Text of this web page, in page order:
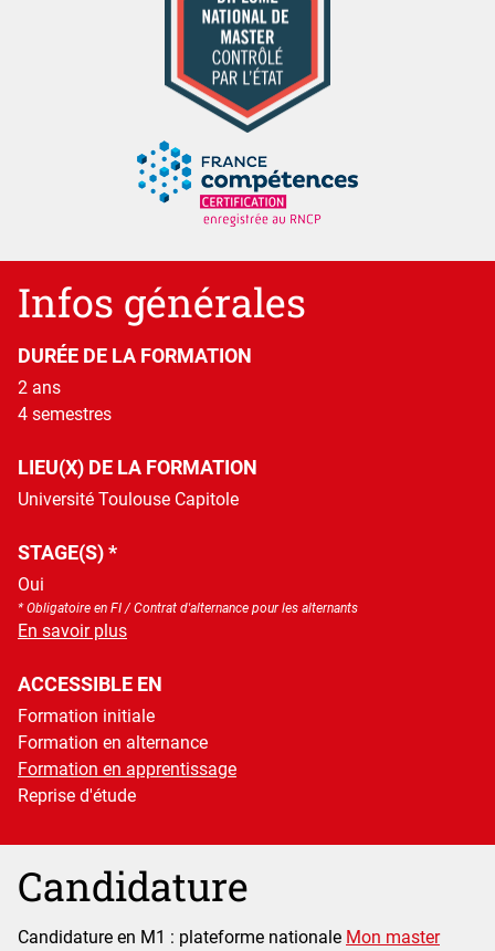
Diplôme national de master contrôlé par
Détails
Infos générales
DURÉE DE LA FORMATION
2 ans
4 semestres
LIEU(X) DE LA FORMATION
Université Toulouse Capitole
STAGE(S) *
Oui
* Obligatoire en FI / Contrat d'alternance pour les alternants
En savoir plusà propos des Stage(s)
ACCESSIBLE EN
Formation initiale
Formation en alternance
Formation en apprentissage
Reprise d'étude
Candidature
Candidature en M1 : plateforme nationale Mon master